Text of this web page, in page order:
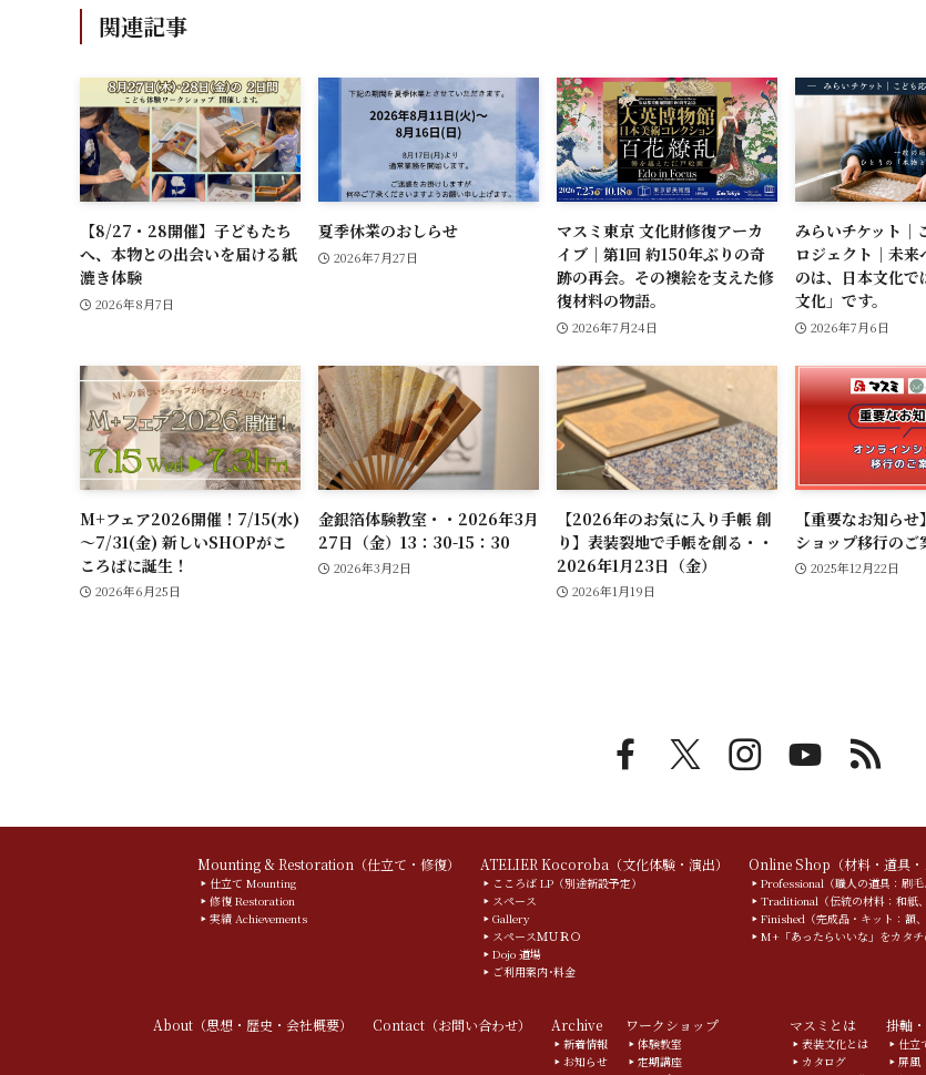
関連記事
【8/27・28開催】子どもたち
へ、本物との出会いを届ける紙
漉き体験
2026年8月7日
夏季休業のおしらせ
2026年7月27日
マスミ東京 文化財修復アーカ
イブ｜第1回 約150年ぶりの奇
跡の再会。その襖絵を支えた修
復材料の物語。
2026年7月24日
みらいチケット｜
ロジェクト｜未来
のは、日本文化で
文化」です。
2026年7月6日
M+フェア2026開催！7/15(水)
～7/31(金) 新しいSHOPがこ
ころばに誕生！
2026年6月25日
金銀箔体験教室・・2026年3月
27日（金）13：30-15：30
2026年3月2日
【2026年のお気に入り手帳 創
り】表装裂地で手帳を創る・・
2026年1月23日（金）
2026年1月19日
【重要なお知ら
ショップ移行のご
2025年12月22日
Mounting & Restoration（仕立て・修復）
仕立て Mounting
修復 Restoration
実績 Achievements
ATELIER Kocoroba（文化体験・演出）
こころば LP（別途新設予定）
スペース
Gallery
スペースＭＵＲＯ
Dojo 道場
ご利用案内･料金
Online Shop（材料・道具・
Professional（職人の道具：刷毛
Traditional（伝統の材料：和紙
Finished（完成品・キット：額、
M+「あったらいいな」をカタチ
About（思想・歴史・会社概要） Contact（お問い合わせ） Archive
新着情報
お知らせ
ワークショップ
体験教室
定期講座
マスミとは
表装文化とは
カタログ
掛軸
仕立
屏風